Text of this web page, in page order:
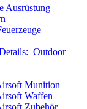
Ausrüstung
Outdoor
Munition
Waffen
Zubehör